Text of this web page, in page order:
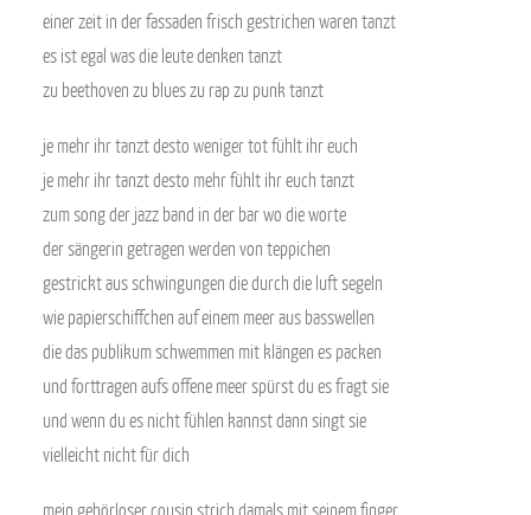
einer zeit in der fassaden frisch gestrichen waren tanzt
es ist egal was die leute denken tanzt
zu beethoven zu blues zu rap zu punk tanzt
je mehr ihr tanzt desto weniger tot fühlt ihr euch
je mehr ihr tanzt desto mehr fühlt ihr euch tanzt
zum song der jazz band in der bar wo die worte
der sängerin getragen werden von teppichen
gestrickt aus schwingungen die durch die luft segeln
wie papierschiffchen auf einem meer aus basswellen
die das publikum schwemmen mit klängen es packen
und forttragen aufs offene meer spürst du es fragt sie
und wenn du es nicht fühlen kannst dann singt sie
vielleicht nicht für dich
mein gehörloser cousin strich damals mit seinem finger